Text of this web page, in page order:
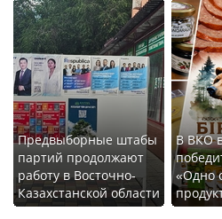
Предвыборные штабы
партий продолжают
работу в Восточно-
Казахстанской области
В ВКО
«Одно